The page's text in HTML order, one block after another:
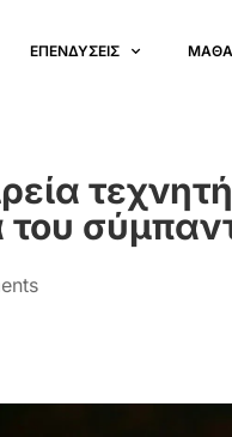
ΕΠΕΝΔΥΣΕΙΣ
του